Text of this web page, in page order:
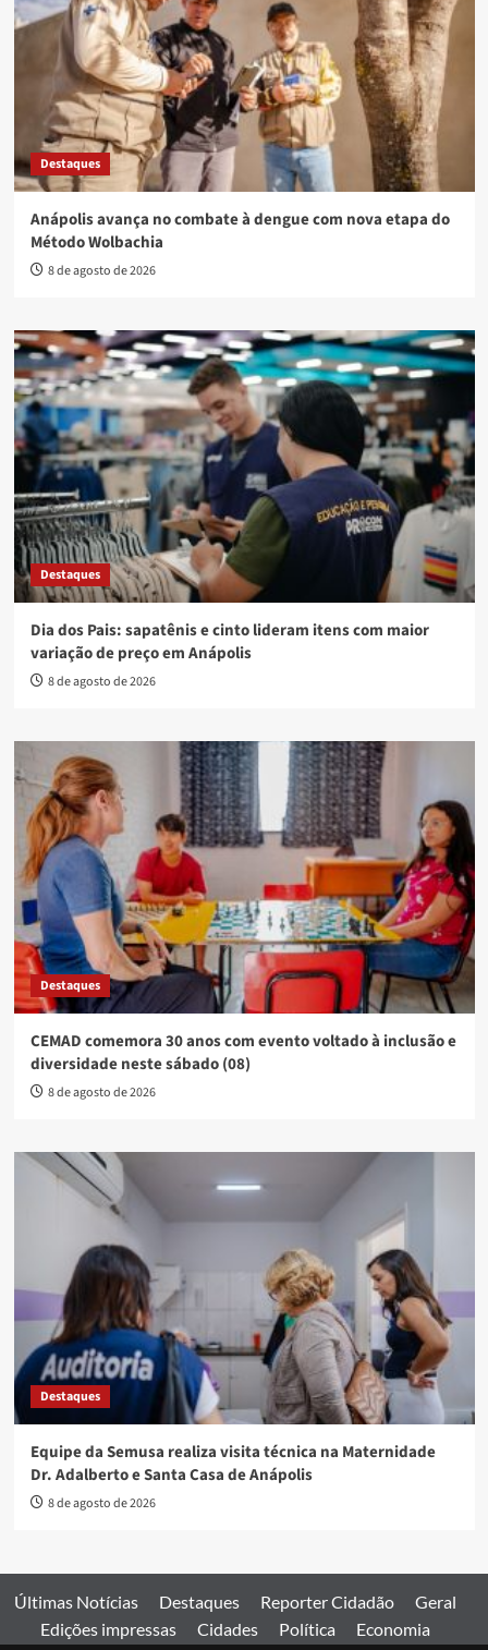
Destaques
Anápolis avança no combate à dengue com nova etapa do
Método Wolbachia
8 de agosto de 2026
Destaques
Dia dos Pais: sapatênis e cinto lideram itens com maior
variação de preço em Anápolis
8 de agosto de 2026
Destaques
CEMAD comemora 30 anos com evento voltado à inclusão e
diversidade neste sábado (08)
8 de agosto de 2026
Destaques
Equipe da Semusa realiza visita técnica na Maternidade
Dr. Adalberto e Santa Casa de Anápolis
8 de agosto de 2026
Últimas Notícias Destaques Reporter Cidadão
Geral
Edições impressas
Cidades Política
Economia